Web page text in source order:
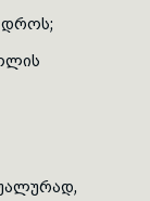
დროს;